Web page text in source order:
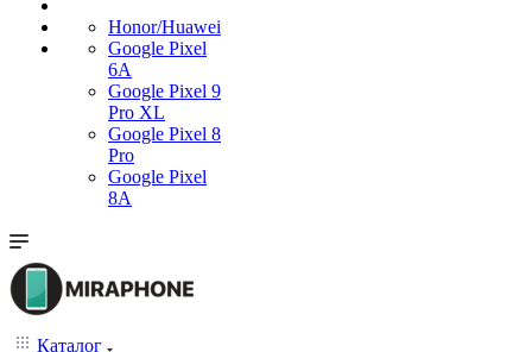
Honor/Huawei
Google Pixel
6A
Google Pixel 9
Pro XL
Google Pixel 8
Pro
Google Pixel
8A
Каталог